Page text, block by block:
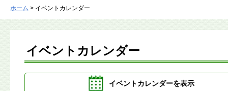
ホーム > イベントカレンダー
イベントカレンダー
イベントカレンダーを表示